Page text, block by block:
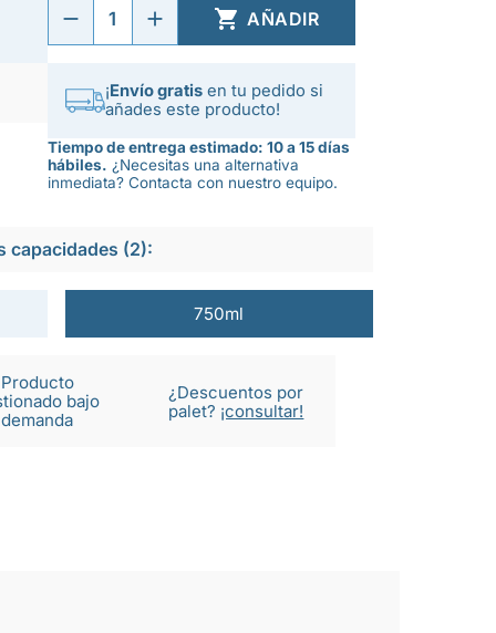
 AÑADIR
¡Envío gratisen tu pedido si
añades este producto!
Tiempo de entrega estimado: 10 a 15 días
hábiles. ¿Necesitas una alternativa
inmediata? Contacta con nuestro equipo.
capacidades (2):
750ml
Producto
bajo
demanda
¿Descuentos por
palet? ¡consultar!